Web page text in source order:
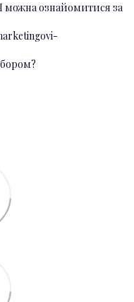
можна ознайомитися за